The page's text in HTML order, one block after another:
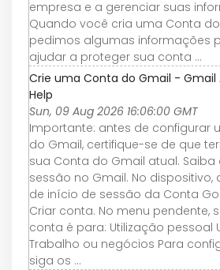
empresa e a gerenciar suas
Quando você cria uma Conta
pedimos algumas informações
ajudar a proteger sua conta ...
Crie uma Conta do Gmail - Gmail
Help
Sun, 09 Aug 2026 16:06:00 GMT
Importante: antes de configurar
do Gmail, certifique-se de que
sua Conta do Gmail atual.
sessão no Gmail. No
de início de sessão da Conta
Criar conta. No menu pendente,
conta é para: Utilização pessoal
Trabalho ou negócios Para
siga os ...